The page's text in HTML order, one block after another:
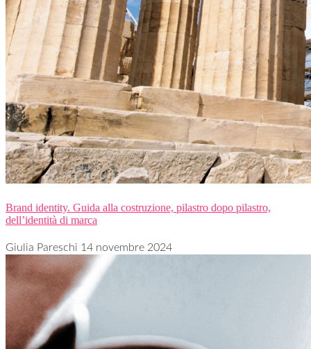
Brand identity. Guida alla costruzione, pilastro dopo pilastro,
dell’identità di marca
Giulia Pareschi 14 novembre 2024